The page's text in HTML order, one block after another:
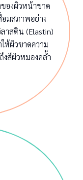
ของผิวหน้าขาด
มสภาพอย่าง
ลาสติน (Elastin)
ห้ผิวขาดความ
งสีผิวหมองคล้ำ